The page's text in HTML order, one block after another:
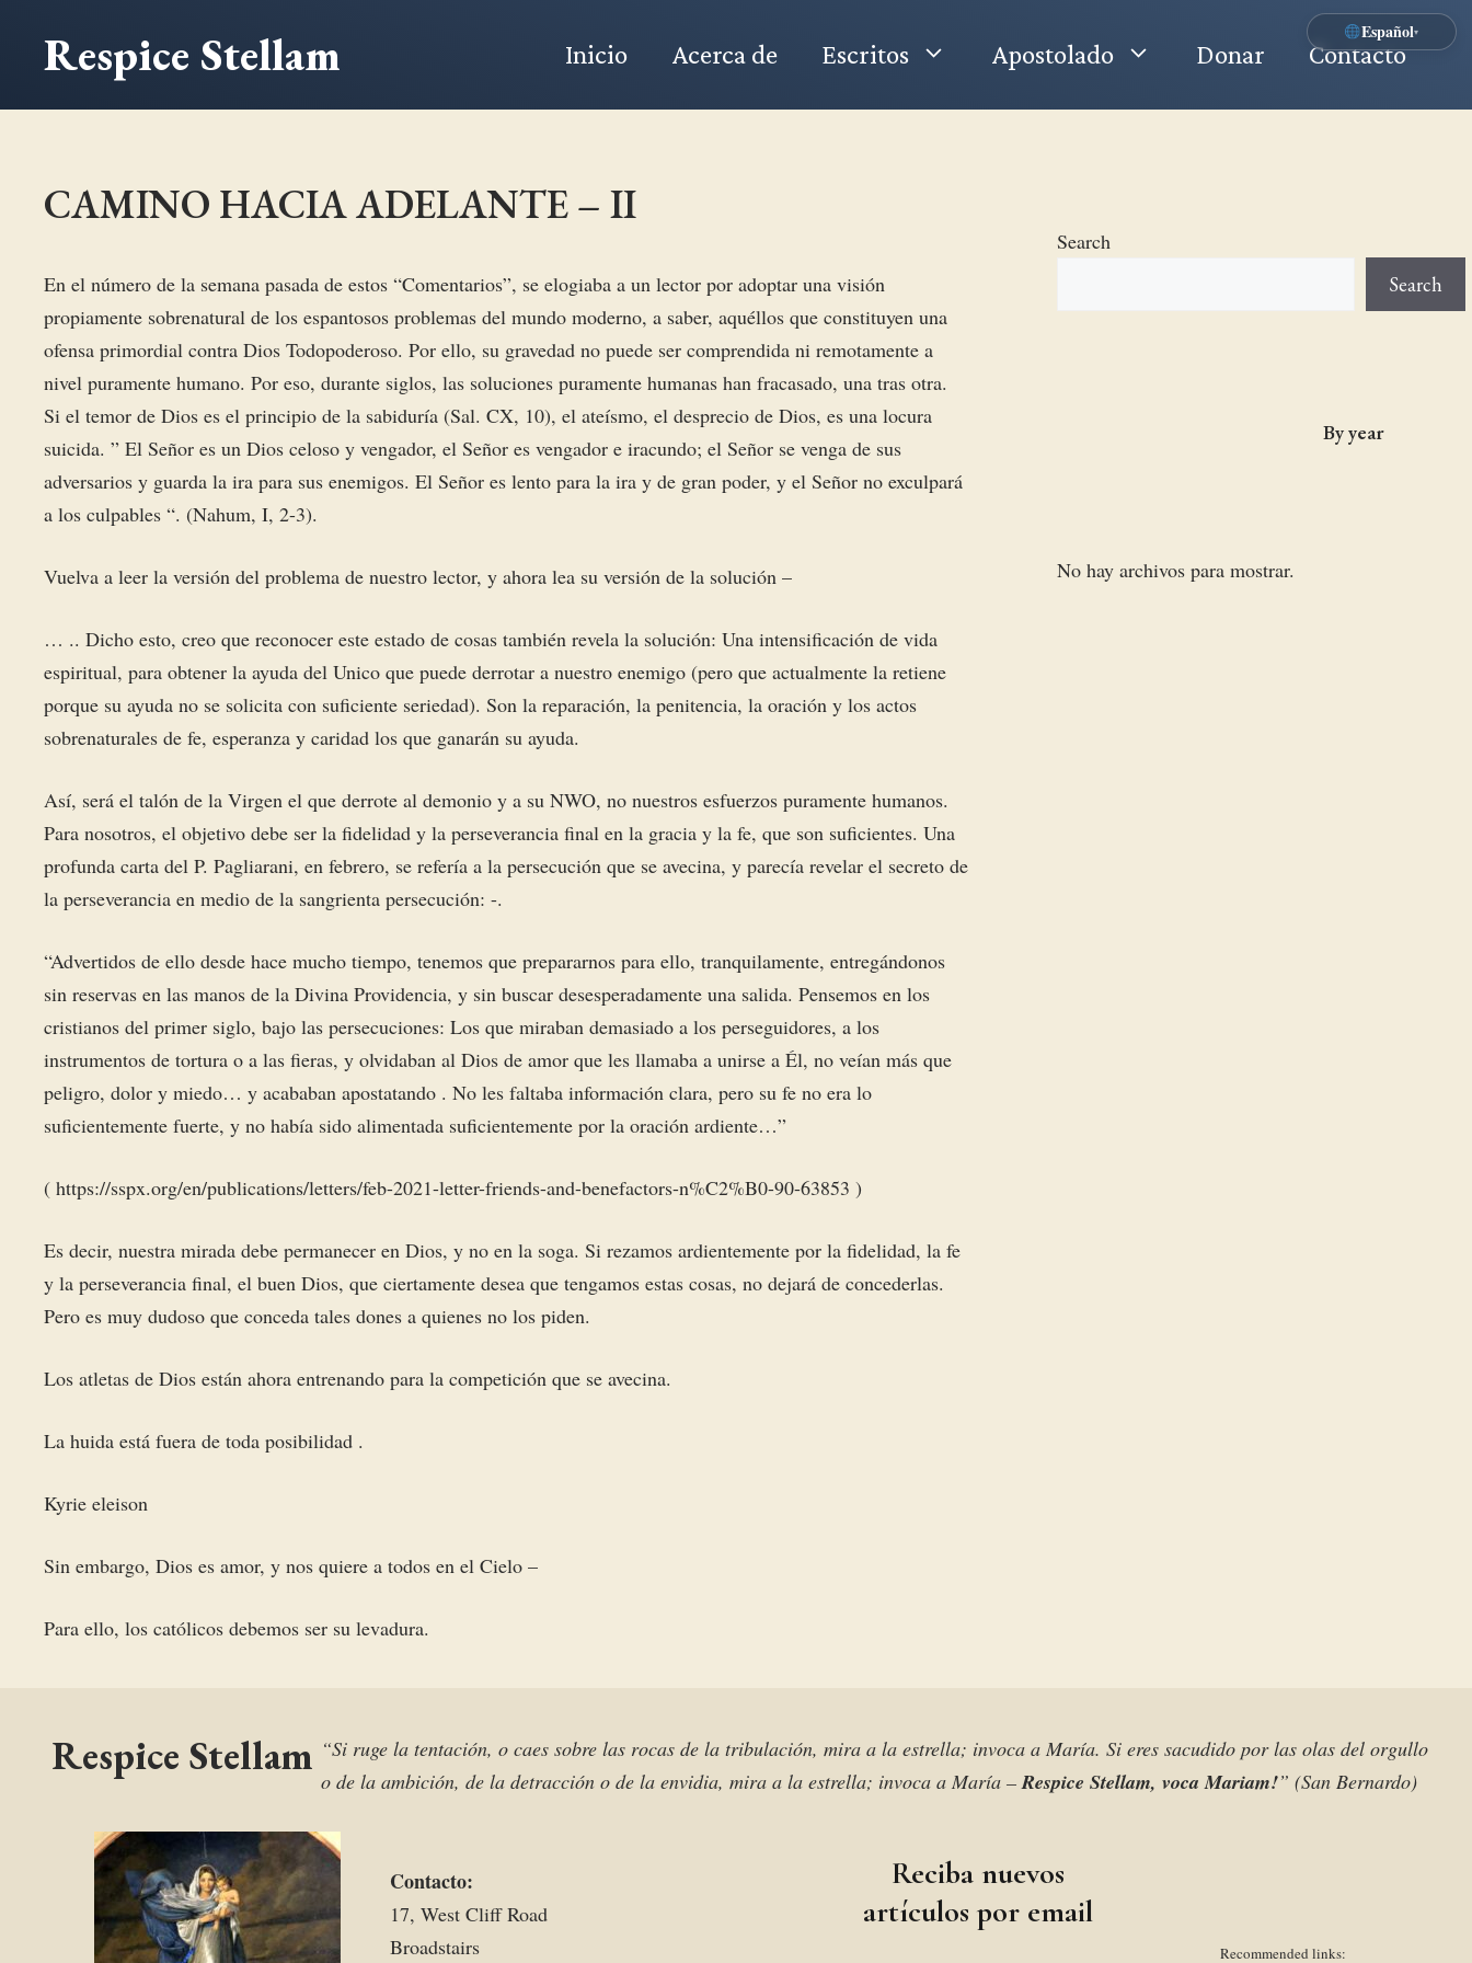
Español▾
Respice Stellam Inicio Acerca de Escritos Apostolado Donar Contacto
CAMINO HACIA ADELANTE – II
En el número de la semana pasada de estos “Comentarios”, se elogiaba a un lector por adoptar una visión
propiamente sobrenatural de los espantosos problemas del mundo moderno, a saber, aquéllos que constituyen una
ofensa primordial contra Dios Todopoderoso. Por ello, su gravedad no puede ser comprendida ni remotamente a
nivel puramente humano. Por eso, durante siglos, las soluciones puramente humanas han fracasado, una tras otra.
Si el temor de Dios es el principio de la sabiduría (Sal. CX, 10), el ateísmo, el desprecio de Dios, es una locura
suicida. ” El Señor es un Dios celoso y vengador, el Señor es vengador e iracundo; el Señor se venga de sus
adversarios y guarda la ira para sus enemigos. El Señor es lento para la ira y de gran poder, y el Señor no exculpará
a los culpables “. (Nahum, I, 2-3).
Vuelva a leer la versión del problema de nuestro lector, y ahora lea su versión de la solución –
… .. Dicho esto, creo que reconocer este estado de cosas también revela la solución: Una intensificación de vida
espiritual, para obtener la ayuda del Unico que puede derrotar a nuestro enemigo (pero que actualmente la retiene
porque su ayuda no se solicita con suficiente seriedad). Son la reparación, la penitencia, la oración y los actos
sobrenaturales de fe, esperanza y caridad los que ganarán su ayuda.
Así, será el talón de la Virgen el que derrote al demonio y a su NWO, no nuestros esfuerzos puramente humanos.
Para nosotros, el objetivo debe ser la fidelidad y la perseverancia final en la gracia y la fe, que son suficientes. Una
profunda carta del P. Pagliarani, en febrero, se refería a la persecución que se avecina, y parecía revelar el secreto de
la perseverancia en medio de la sangrienta persecución: -.
“Advertidos de ello desde hace mucho tiempo, tenemos que prepararnos para ello, tranquilamente, entregándonos
sin reservas en las manos de la Divina Providencia, y sin buscar desesperadamente una salida. Pensemos en los
cristianos del primer siglo, bajo las persecuciones: Los que miraban demasiado a los perseguidores, a los
instrumentos de tortura o a las fieras, y olvidaban al Dios de amor que les llamaba a unirse a Él, no veían más que
peligro, dolor y miedo… y acababan apostatando . No les faltaba información clara, pero su fe no era lo
suficientemente fuerte, y no había sido alimentada suficientemente por la oración ardiente…”
( https://sspx.org/en/publications/letters/feb-2021-letter-friends-and-benefactors-n%C2%B0-90-63853 )
Es decir, nuestra mirada debe permanecer en Dios, y no en la soga. Si rezamos ardientemente por la fidelidad, la fe
y la perseverancia final, el buen Dios, que ciertamente desea que tengamos estas cosas, no dejará de concederlas.
Pero es muy dudoso que conceda tales dones a quienes no los piden.
Los atletas de Dios están ahora entrenando para la competición que se avecina.
La huida está fuera de toda posibilidad .
Kyrie eleison
Sin embargo, Dios es amor, y nos quiere a todos en el Cielo –
Para ello, los católicos debemos ser su levadura.
Search
Search
By year
No hay archivos para mostrar.
Respice Stellam “Si ruge la tentación, o caes sobre las rocas de la tribulación, mira a la estrella; invoca a María. Si eres sacudido por las olas del orgullo
o de la ambición, de la detracción o de la envidia, mira a la estrella; invoca a María –Respice Stellam, voca Mariam!” (San Bernardo)
Contacto:
17, West Cliff Road
Broadstairs
Reciba nuevos
artículos por email
Recommended links: